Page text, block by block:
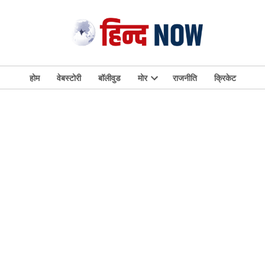
होम वेबस्टोरी बॉलीवुड मोर
Open
राजनीति क्रिकेट